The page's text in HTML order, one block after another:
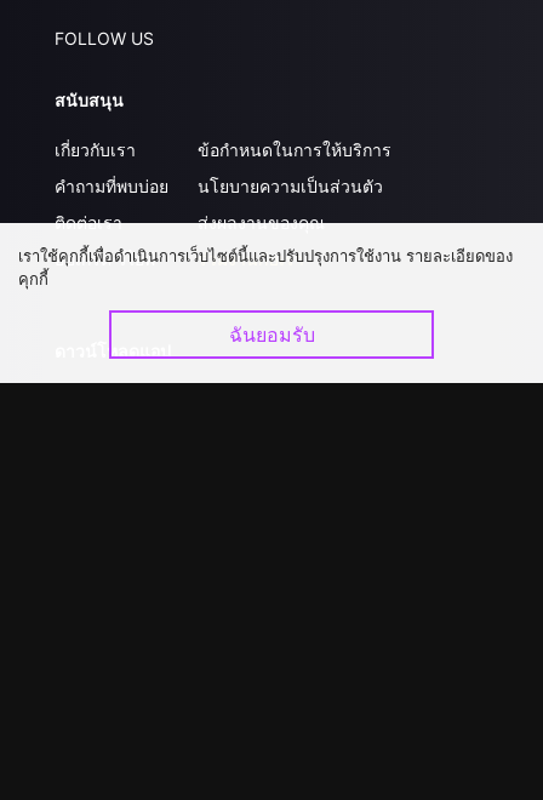
FOLLOW US
สนับสนุน
เกี่ยวกับเรา
คำถามที่พบบ่อย
ติดต่อเรา
อัปเกรด วีไอพี
ข้อกำหนดในการให้บริการ
นโยบายความเป็นส่วนตัว
ส่งผลงานของคุณ
ร่วมงานกับเรา
เราใช้คุกกี้เพื่อดำเนินการเว็บไซต์นี้และปรับปรุงการใช้งาน รายละเอียดของ
คุกกี้
ฉันยอมรับ